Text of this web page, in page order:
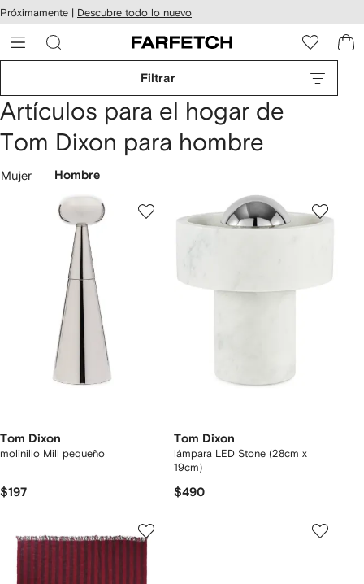
al
Próximamente | Descubre todo lo nuevo
Filtrar
Artículos para el hogar de
Tom Dixon para hombre
Mujer Hombre
Tom Dixon
molinillo Mill pequeño
$197
Tom Dixon
lámpara LED Stone (28cm x
19cm)
$490